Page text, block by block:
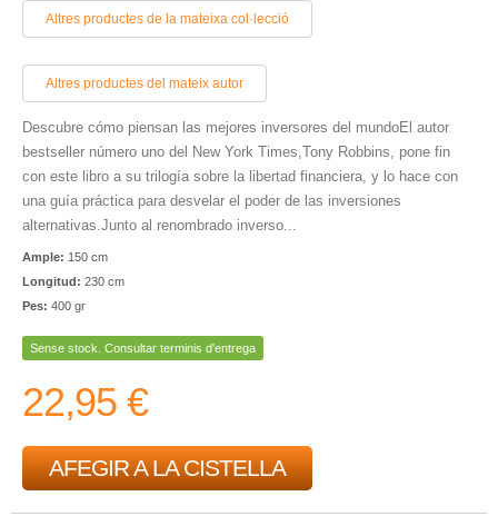
Altres productes de la mateixa col·lecció
Altres productes del mateix autor
Descubre cómo piensan las mejores inversores del mundoEl autor
bestseller número uno del New York Times,Tony Robbins, pone fin
con este libro a su trilogía sobre la libertad financiera, y lo hace con
una guía práctica para desvelar el poder de las inversiones
alternativas.Junto al renombrado inverso...
Ample: 150 cm
Longitud: 230 cm
Pes: 400 gr
Sense stock. Consultar terminis d'entrega
22,95 €
AFEGIR A LA CISTELLA